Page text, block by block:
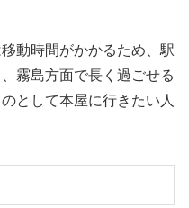
動時間がかかるため、駅
霧島方面で長く過ごせる
として本屋に行きたい人